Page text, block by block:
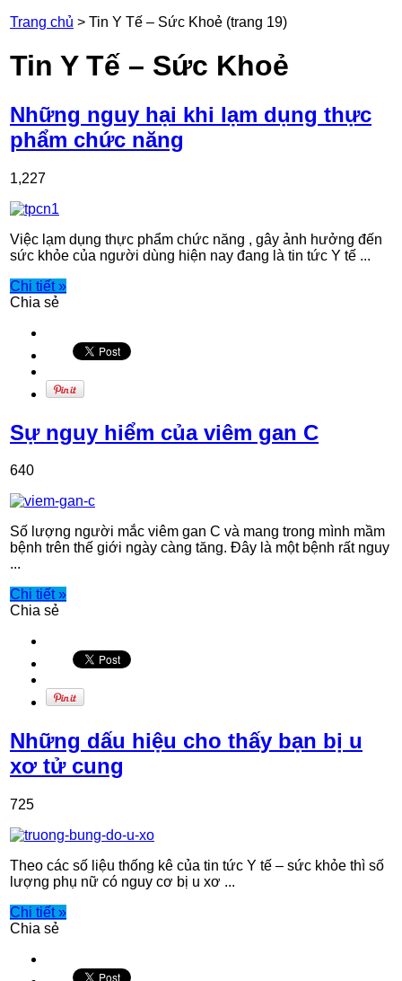
Trang chủ > Tin Y Tế – Sức Khoẻ (trang 19)
Tin Y Tế – Sức Khoẻ
Những nguy hại khi lạm dụng thực
phẩm chức năng
1,227
Việc lạm dụng thực phẩm chức năng , gây ảnh hưởng đến
sức khỏe của người dùng hiện nay đang là tin tức Y tế ...
Chi tiết »
Chia sẻ
Sự nguy hiểm của viêm gan C
640
Số lượng người mắc viêm gan C và mang trong mình mầm
bệnh trên thế giới ngày càng tăng. Đây là một bệnh rất nguy
...
Chi tiết »
Chia sẻ
Những dấu hiệu cho thấy bạn bị u
xơ tử cung
725
Theo các số liệu thống kê của tin tức Y tế – sức khỏe thì số
lượng phụ nữ có nguy cơ bị u xơ ...
Chi tiết »
Chia sẻ